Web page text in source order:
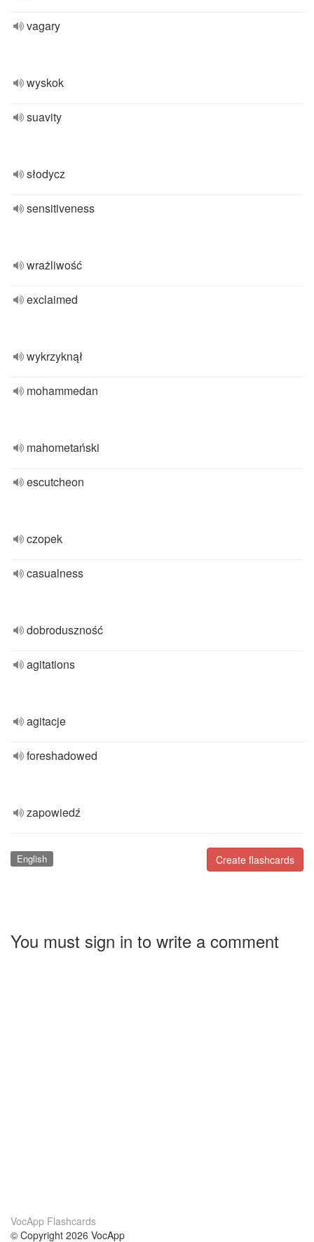
vagary
wyskok
suavity
słodycz
sensitiveness
wrażliwość
exclaimed
wykrzyknął
mohammedan
mahometański
escutcheon
czopek
casualness
dobroduszność
agitations
agitacje
foreshadowed
zapowiedź
Create flashcards
English
You must sign in to write a comment
VocApp Flashcards
© Copyright 2026 VocApp